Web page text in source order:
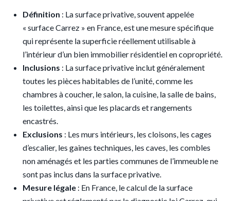
Définition : La surface privative, souvent appelée
« surface Carrez » en France, est une mesure spécifique
qui représente la superficie réellement utilisable à
l’intérieur d’un bien immobilier résidentiel en copropriété.
Inclusions : La surface privative inclut généralement
toutes les pièces habitables de l’unité, comme les
chambres à coucher, le salon, la cuisine, la salle de bains,
les toilettes, ainsi que les placards et rangements
encastrés.
Exclusions : Les murs intérieurs, les cloisons, les cages
d’escalier, les gaines techniques, les caves, les combles
non aménagés et les parties communes de l’immeuble ne
sont pas inclus dans la surface privative.
Mesure légale : En France, le calcul de la surface